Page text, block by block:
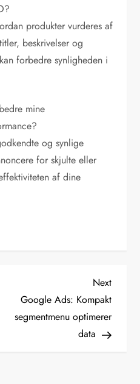
produkter vurderes af
beskrivelser og
forbedre synligheden i
mine
og synlige
for skjulte eller
af dine
Next
Post
Next
Google Ads: Kompakt
segmentmenu optimerer
data